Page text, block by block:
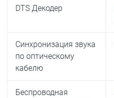
DTS Декодер
Синхронизация звука
по оптическому
кабелю
Беспроводная